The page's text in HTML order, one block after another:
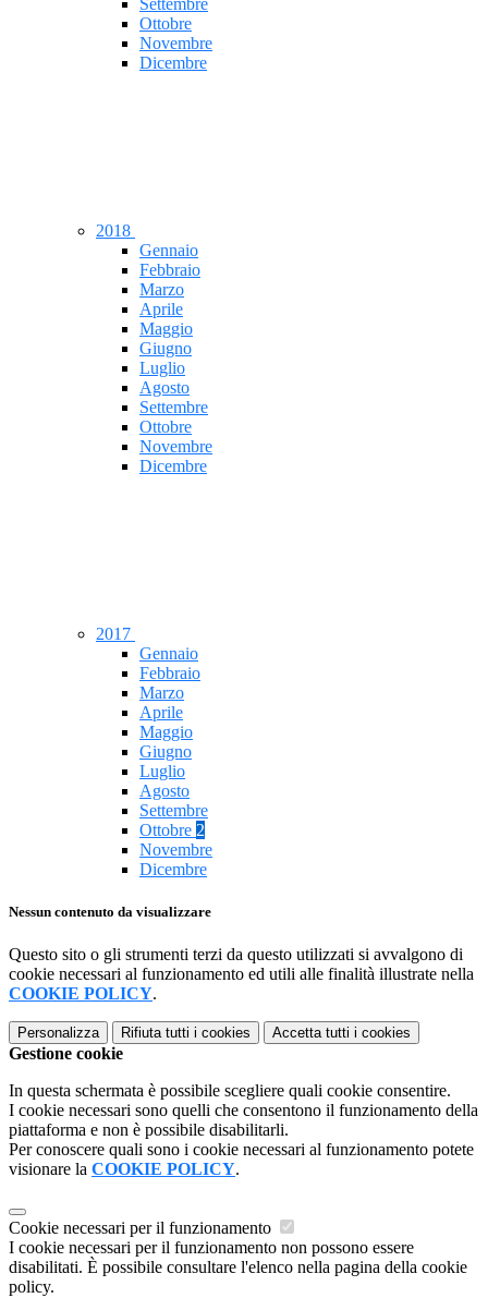
Settembre
Ottobre
Novembre
Dicembre
2018
Gennaio
Febbraio
Marzo
Aprile
Maggio
Giugno
Luglio
Agosto
Settembre
Ottobre
Novembre
Dicembre
2017
Gennaio
Febbraio
Marzo
Aprile
Maggio
Giugno
Luglio
Agosto
Settembre
Ottobre 2
Novembre
Dicembre
Nessun contenuto da visualizzare
Questo sito o gli strumenti terzi da questo utilizzati si avvalgono di
cookie necessari al funzionamento ed utili alle finalità illustrate nella
COOKIE POLICY.
Personalizza Rifiuta tutti i cookies Accetta tutti i cookies
Gestione cookie
In questa schermata è possibile scegliere quali cookie consentire.
I cookie necessari sono quelli che consentono il funzionamento della
piattaforma e non è possibile disabilitarli.
Per conoscere quali sono i cookie necessari al funzionamento potete
visionare la COOKIE POLICY.
Cookie necessari per il funzionamento
I cookie necessari per il funzionamento non possono essere
disabilitati. È possibile consultare l'elenco nella pagina della cookie
policy.